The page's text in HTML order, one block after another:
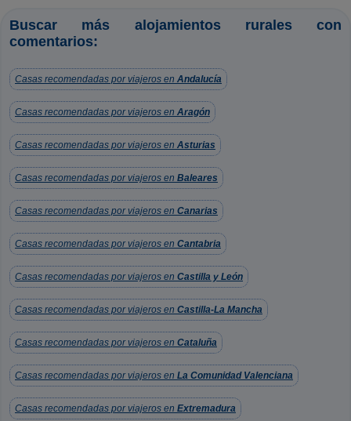
Buscar más alojamientos rurales con
comentarios:
Casas recomendadas por viajeros en Andalucía
Casas recomendadas por viajeros en Aragón
Casas recomendadas por viajeros en Asturias
Casas recomendadas por viajeros en Baleares
Casas recomendadas por viajeros en Canarias
Casas recomendadas por viajeros en Cantabria
Casas recomendadas por viajeros en Castilla y León
Casas recomendadas por viajeros en Castilla-La Mancha
Casas recomendadas por viajeros en Cataluña
Casas recomendadas por viajeros en La Comunidad Valenciana
Casas recomendadas por viajeros en Extremadura